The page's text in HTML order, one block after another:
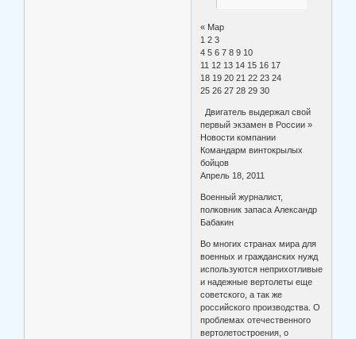
« Мар
1 2 3
4 5 6 7 8 9 10
11 12 13 14 15 16 17
18 19 20 21 22 23 24
25 26 27 28 29 30
Двигатель выдержал свой
первый экзамен в России »
Новости компании
Командарм винтокрылых
бойцов
Апрель 18, 2011
Военный журналист,
полковник запаса Александр
Бабакин
Во многих странах мира для
военных и гражданских нужд
используются неприхотливые
и надежные вертолеты еще
советского, а так же
российского производства. О
проблемах отечественного
вертолетостроения, о